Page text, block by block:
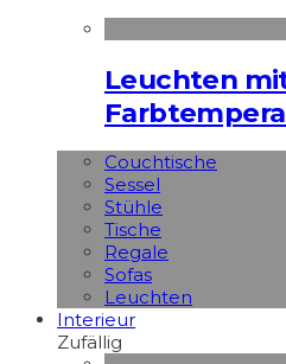
Leuchten
Couchtische
Sessel
Stühle
Tische
Regale
Sofas
Leuchten
Interieur
Zufällig